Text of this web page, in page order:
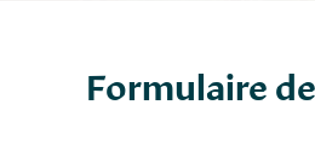
Formulaire